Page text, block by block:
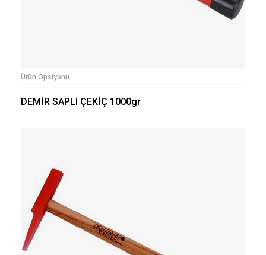
Ürün Opsiyonu
DEMİR SAPLI ÇEKİÇ 1000gr